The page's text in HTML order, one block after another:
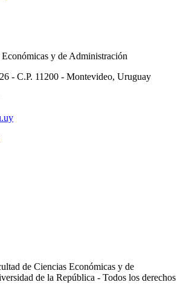
y de Administración
- C.P. 11200 - Montevideo, Uruguay
de Ciencias Económicas y de
de la República - Todos los derechos